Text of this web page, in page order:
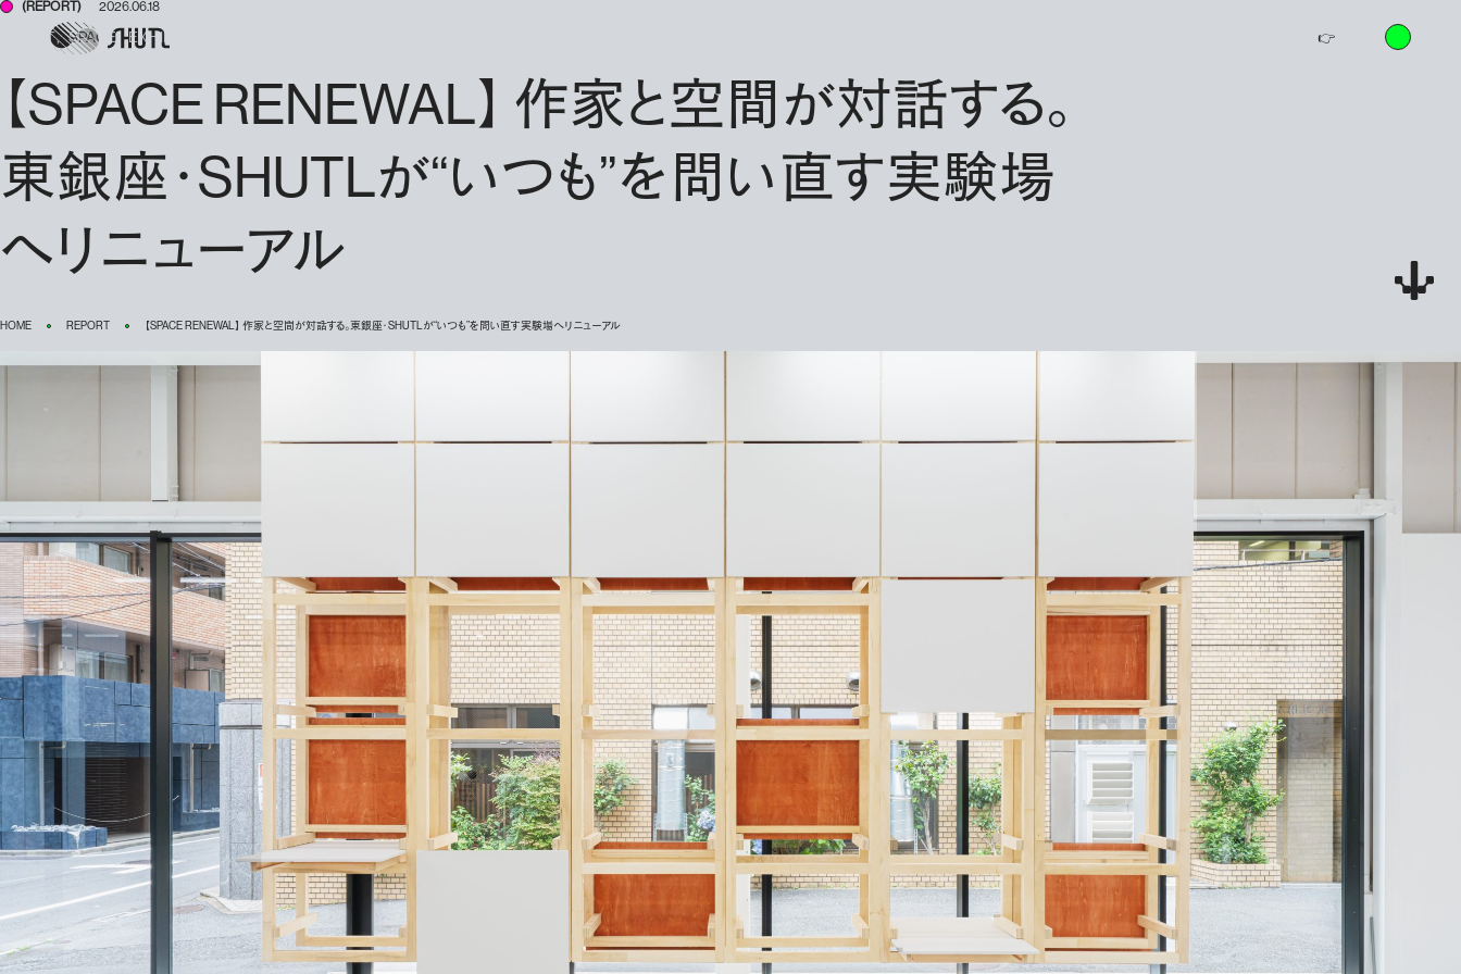
SHTUL
ABOUT SPACE EXHIBITIONS CONTACT CONTACT
(REPORT) 2026.06.18
【SPACE RENEWAL】 作家と空間が対話する。
東銀座・SHUTLが“いつも”を問い直す実験場
へリニューアル
コンテ
HOME REPORT 【SPACE RENEWAL】 作家と空間が対話する。東銀座・SHUTLが“いつも”を問い直す実験場へリニューアル